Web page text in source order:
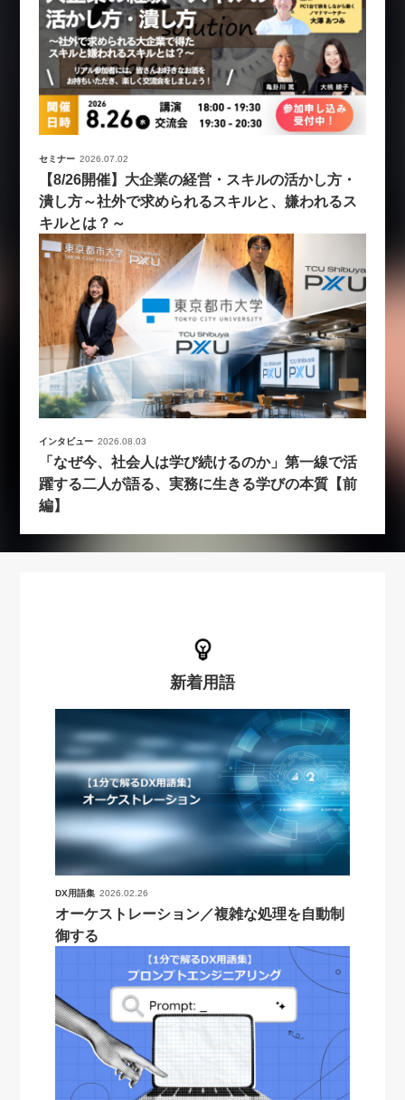
セミナー 2026.07.02
【8/26開催】大企業の経営・スキルの活かし方・
潰し方～社外で求められるスキルと、嫌われるス
キルとは？～
インタビュー 2026.08.03
「なぜ今、社会人は学び続けるのか」第一線で活
躍する二人が語る、実務に生きる学びの本質【前
編】
新着用語
DX用語集 2026.02.26
オーケストレーション／複雑な処理を自動制
御する